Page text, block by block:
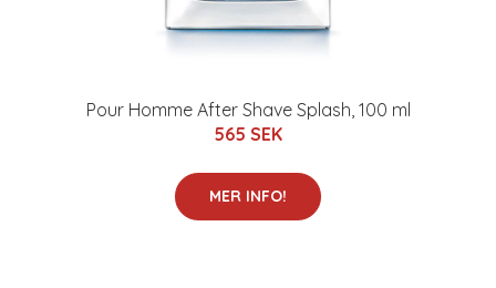
Pour Homme After Shave Splash, 100 ml
565 SEK
MER INFO!